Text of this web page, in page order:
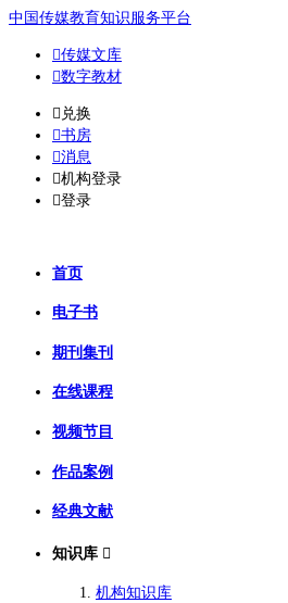
中国传媒教育知识服务平台
传媒文库
数字教材
𐈈 兑换
书房
消息
机构登录
登录
首页
电子书
期刊集刊
在线课程
视频节目
作品案例
经典文献
知识库 
机构知识库